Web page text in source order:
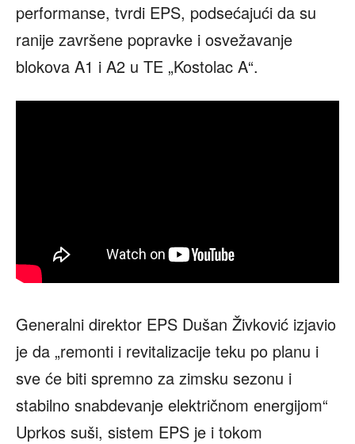
performanse, tvrdi EPS, podsećajući da su
ranije završene popravke i osvežavanje
blokova A1 i A2 u TE „Kostolac A“.
Generalni direktor EPS Dušan Živković izjavio
je da „remonti i revitalizacije teku po planu i
sve će biti spremno za zimsku sezonu i
stabilno snabdevanje električnom energijom“
Uprkos suši, sistem EPS je i tokom